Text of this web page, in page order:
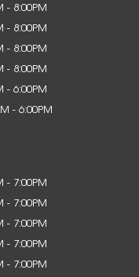
- 8:00PM
- 8:00PM
- 8:00PM
- 8:00PM
- 6:00PM
- 6:00PM
- 7:00PM
- 7:00PM
- 7:00PM
- 7:00PM
- 7:00PM